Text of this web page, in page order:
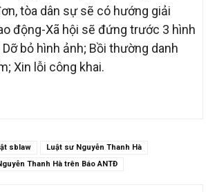
tòa dân sự sẽ có hướng giải
động-Xã hội sẽ đứng trước 3 hình
bỏ hình ảnh; Bồi thường danh
Xin lỗi công khai.
sblaw
Luật sư Nguyễn Thanh Hà
Thanh Hà trên Báo ANTĐ